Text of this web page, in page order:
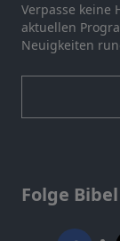
Verpasse keine
aktuellen
Neuigkeiten
Folge